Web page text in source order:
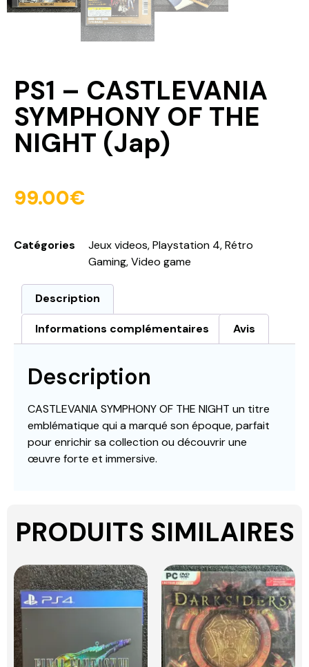
PS1 – CASTLEVANIA
SYMPHONY OF THE
NIGHT (Jap)
99.00€
Catégories Jeux videos,Playstation 4,Rétro
Gaming,Video game
Description
Informations complémentaires Avis
Description
CASTLEVANIA SYMPHONY OF THE NIGHT un titre
emblématique qui a marqué son époque, parfait
pour enrichir sa collection ou découvrir une
œuvre forte et immersive.
PRODUITS SIMILAIRES